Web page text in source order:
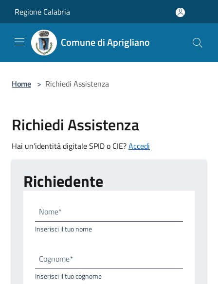
Regione Calabria
Comune di Aprigliano
Home > Richiedi Assistenza
Richiedi Assistenza
Hai un’identità digitale SPID o CIE?Accedi
Richiedente
Nome*
Inserisci il tuo nome
Cognome*
Inserisci il tuo cognome